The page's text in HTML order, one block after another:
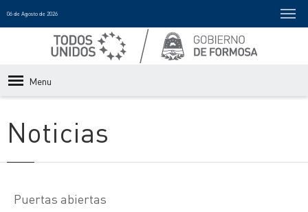
06 de Agosto de 2026
Menu
Noticias
Puertas abiertas